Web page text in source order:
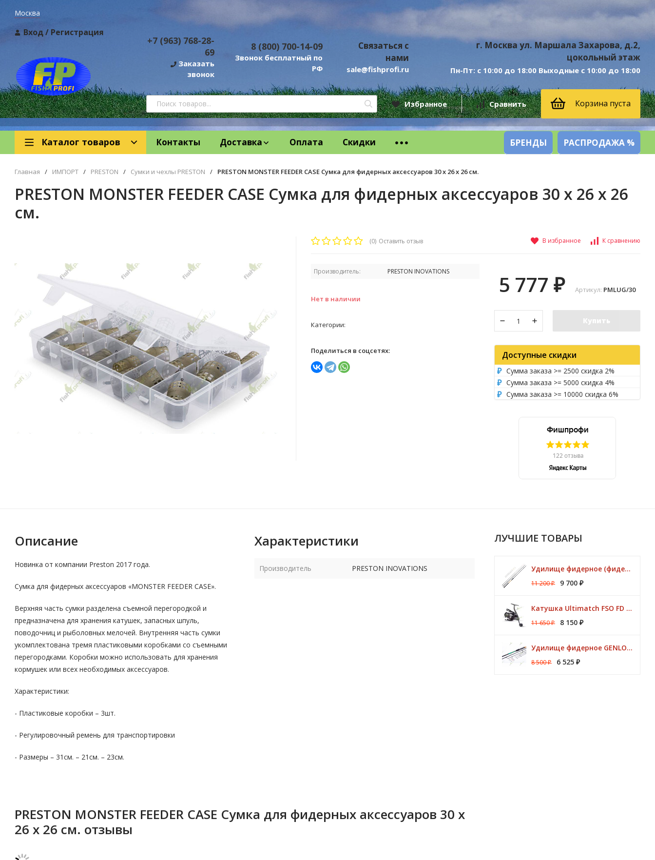
Москва
Вход/ Регистрация
+7 (963) 768-28-
69
Заказать
звонок
8 (800) 700-14-09
Звонок бесплатный по
РФ
Связаться с
нами
sale@fishprofi.ru
г. Москва ул. Маршала Захарова, д.2,
цокольный этаж
Пн-Пт: с 10:00 до 18:00 Выходные с 10:00 до 18:00
Избранное Сравнить Корзина пуста
Каталог товаров Контакты Доставка Оплата Скидки БРЕНДЫ РАСПРОДАЖА %
Главная / ИМПОРТ / PRESTON / Сумки и чехлы PRESTON / PRESTON MONSTER FEEDER CASE Сумка для фидерных аксессуаров 30 х 26 х 26 см.
PRESTON MONSTER FEEDER CASE Сумка для фидерных аксессуаров 30 х 26 х 26
см.
(0) Оставить отзыв В избранное К сравнению
Производитель: PRESTON INOVATIONS
Нет в наличии
Категории:
Поделиться в соцсетях:
Артикул: PMLUG/30
5 777 ₽
Купить
Доступные скидки
Сумма заказа >= 2500 скидка 2%
Сумма заказа >= 5000 скидка 4%
Сумма заказа >= 10000 скидка 6%
ЛУЧШИЕ ТОВАРЫ
Удилище фидерное (фидер) ZEMEX (Земекс) IRON FLAT METHOD FEEDER 13" до 140,0 гр
11 200₽ 9 700 ₽
Катушка Ultimatch FSO FD 835 8 подшипников 5,1:1 Browning
11 650₽ 8 150 ₽
Удилище фидерное GENLOG HONESTY HEAVY 3,80 м. до 140 гр.
8 500₽ 6 525 ₽
Описание
Новинка от компании Preston 2017 года.
Сумка для фидерных аксессуаров «MONSTER FEEDER CASE».
Верхняя часть сумки разделена съемной перегородкой и
предназначена для хранения катушек, запасных шпуль,
поводочниц и рыболовных мелочей. Внутренняя часть сумки
укомплектована тремя пластиковыми коробками со съемными
перегородками. Коробки можно использовать для хранения
кормушек или всех необходимых аксессуаров.
Характеристики:
- Пластиковые коробки – 3шт.
- Регулировочный ремень для транспортировки
- Размеры – 31см. – 21см. – 23см.
Характеристики
Производитель PRESTON INOVATIONS
PRESTON MONSTER FEEDER CASE Сумка для фидерных аксессуаров 30 х
26 х 26 см. отзывы